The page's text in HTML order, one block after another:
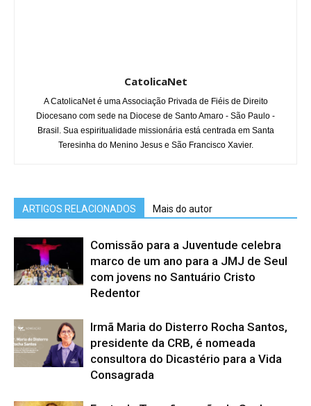
CatolicaNet
A CatolicaNet é uma Associação Privada de Fiéis de Direito
Diocesano com sede na Diocese de Santo Amaro - São Paulo -
Brasil. Sua espiritualidade missionária está centrada em Santa
Teresinha do Menino Jesus e São Francisco Xavier.
ARTIGOS RELACIONADOS Mais do autor
Comissão para a Juventude celebra
marco de um ano para a JMJ de Seul
com jovens no Santuário Cristo
Redentor
Irmã Maria do Disterro Rocha Santos,
presidente da CRB, é nomeada
consultora do Dicastério para a Vida
Consagrada